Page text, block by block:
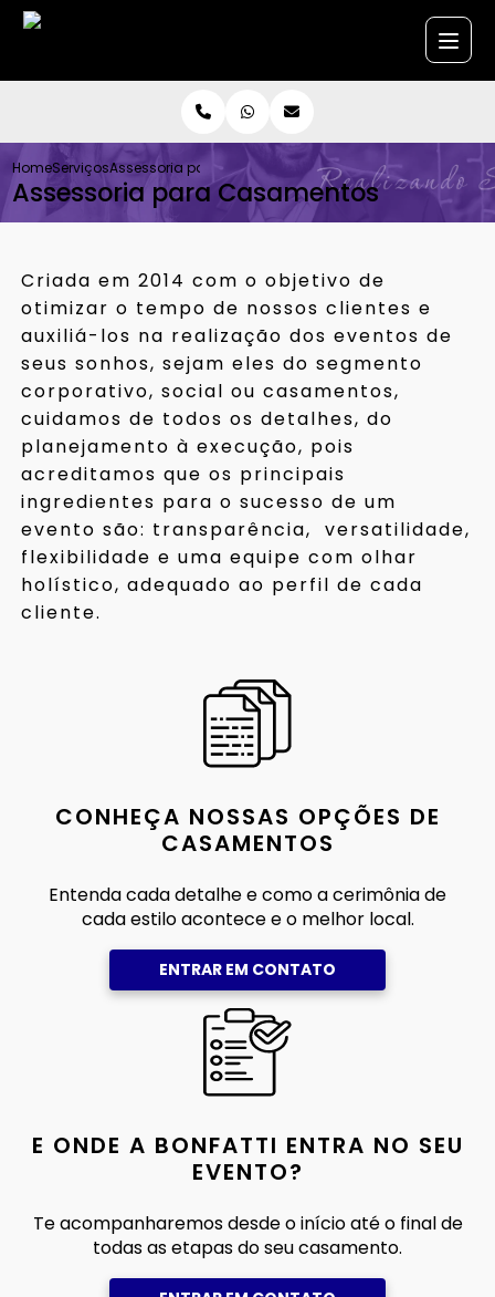
HomeServiçosAssessoria para Casamentos
Assessoria para Casamentos
Criada em 2014 com o objetivo de
otimizar o tempo de nossos clientes e
auxiliá-los na realização dos eventos de
seus sonhos, sejam eles do segmento
corporativo, social ou casamentos,
cuidamos de todos os detalhes, do
planejamento à execução, pois
acreditamos que os principais
ingredientes para o sucesso de um
evento são: transparência, versatilidade,
flexibilidade e uma equipe com olhar
holístico, adequado ao perfil de cada
cliente.
CONHEÇA NOSSAS OPÇÕES DE
CASAMENTOS
Entenda cada detalhe e como a cerimônia de
cada estilo acontece e o melhor local.
ENTRAR EM CONTATO
E ONDE A BONFATTI ENTRA NO SEU
EVENTO?
Te acompanharemos desde o início até o final de
todas as etapas do seu casamento.